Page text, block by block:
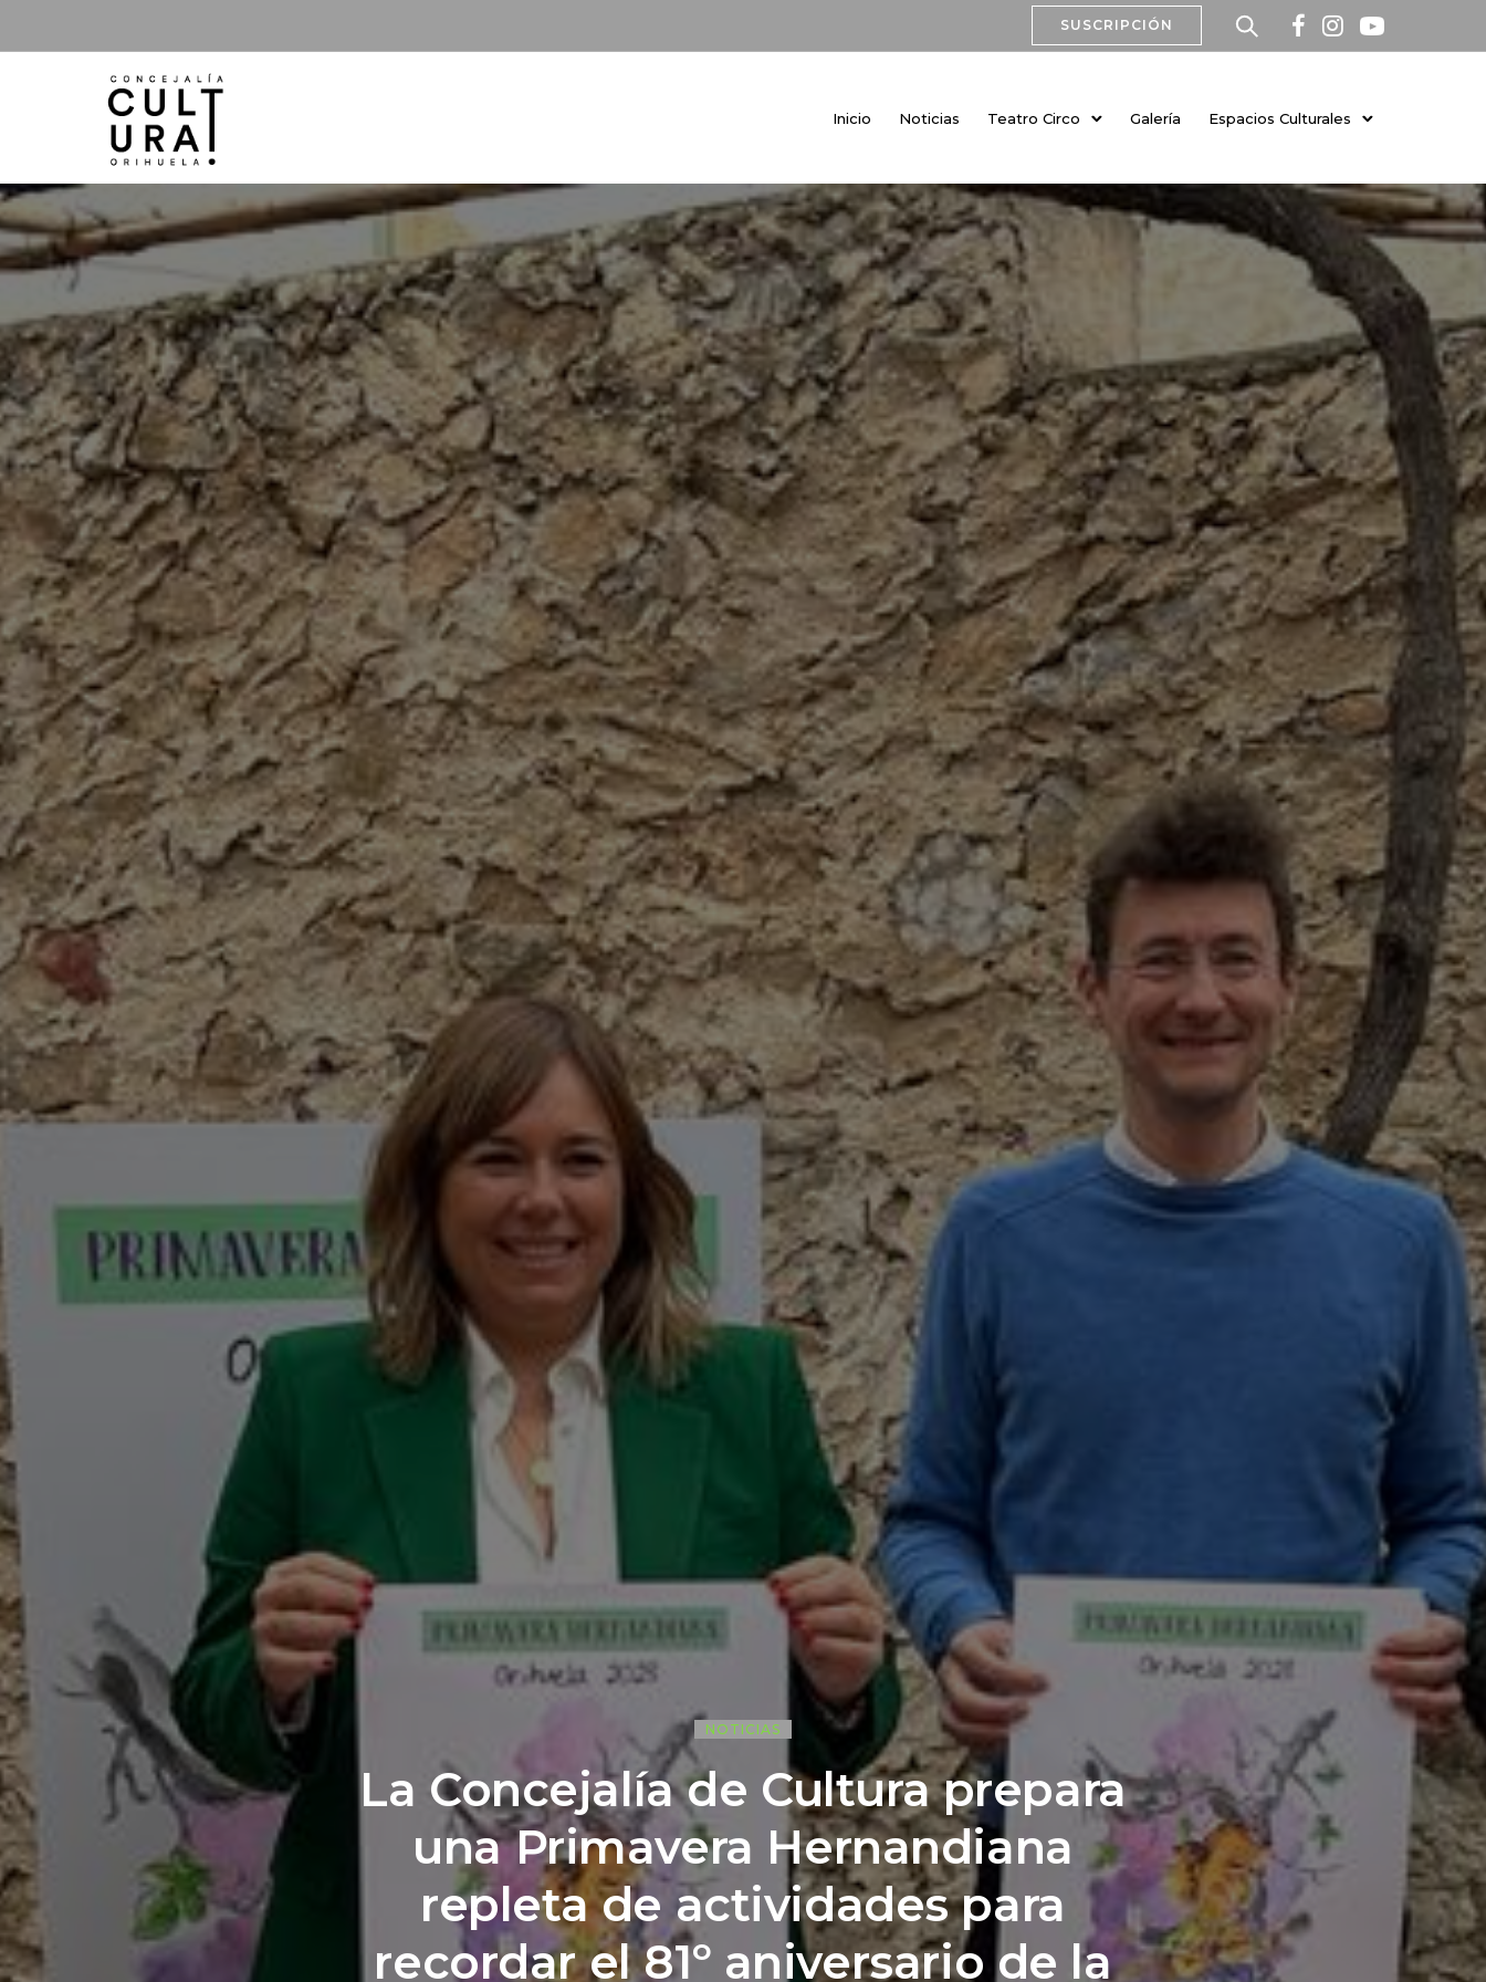
SUSCRIPCIÓN
Inicio Noticias Teatro Circo Galería Espacios Culturales
NOTICIAS
La Concejalía de Cultura prepara
una Primavera Hernandiana
repleta de actividades para
recordar el 81º aniversario de la